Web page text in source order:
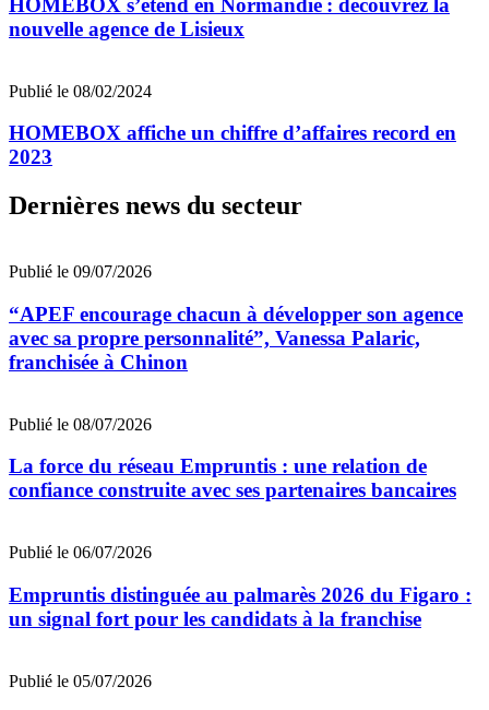
HOMEBOX s’étend en Normandie : découvrez la
nouvelle agence de Lisieux
Publié le 08/02/2024
HOMEBOX affiche un chiffre d’affaires record en
2023
Dernières news du secteur
Publié le 09/07/2026
“APEF encourage chacun à développer son agence
avec sa propre personnalité”, Vanessa Palaric,
franchisée à Chinon
Publié le 08/07/2026
La force du réseau Empruntis : une relation de
confiance construite avec ses partenaires bancaires
Publié le 06/07/2026
Empruntis distinguée au palmarès 2026 du Figaro :
un signal fort pour les candidats à la franchise
Publié le 05/07/2026